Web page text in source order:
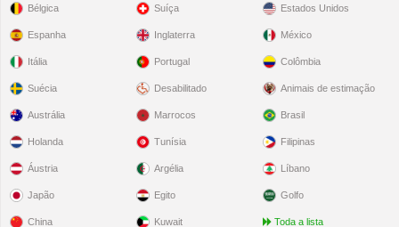
Bélgica
Espanha
Itália
Suécia
Suíça
Inglaterra
Portugal
Desabilitado
Estados Unidos
México
Colômbia
Animais de estimação
Austrália
Holanda
Áustria
Japão
China
Marrocos
Tunísia
Argélia
Egito
Kuwait
Brasil
Filipinas
Líbano
Golfo
Toda a lista